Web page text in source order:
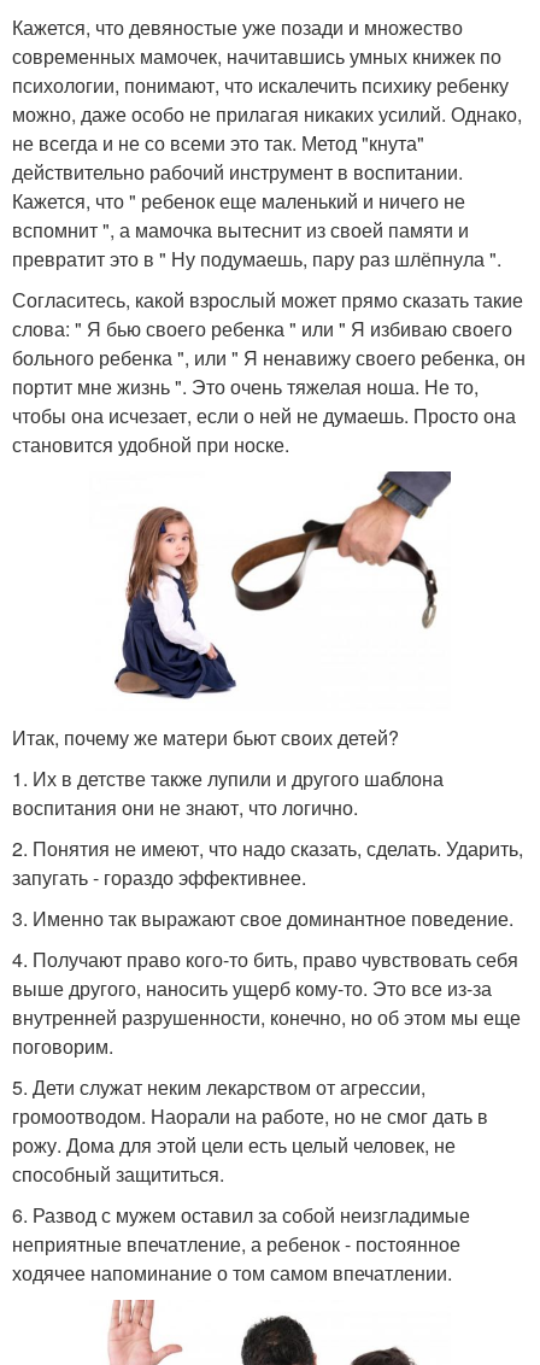
Кажется, что девяностые уже позади и множество
современных мамочек, начитавшись умных книжек по
психологии, понимают, что искалечить психику ребенку
можно, даже особо не прилагая никаких усилий. Однако,
не всегда и не со всеми это так. Метод "кнута"
действительно рабочий инструмент в воспитании.
Кажется, что " ребенок еще маленький и ничего не
вспомнит ", а мамочка вытеснит из своей памяти и
превратит это в " Ну подумаешь, пару раз шлёпнула ".
Согласитесь, какой взрослый может прямо сказать такие
слова: " Я бью своего ребенка " или " Я избиваю своего
больного ребенка ", или " Я ненавижу своего ребенка, он
портит мне жизнь ". Это очень тяжелая ноша. Не то,
чтобы она исчезает, если о ней не думаешь. Просто она
становится удобной при носке.
Итак, почему же матери бьют своих детей?
1. Их в детстве также лупили и другого шаблона
воспитания они не знают, что логично.
2. Понятия не имеют, что надо сказать, сделать. Ударить,
запугать - гораздо эффективнее.
3. Именно так выражают свое доминантное поведение.
4. Получают право кого-то бить, право чувствовать себя
выше другого, наносить ущерб кому-то. Это все из-за
внутренней разрушенности, конечно, но об этом мы еще
поговорим.
5. Дети служат неким лекарством от агрессии,
громоотводом. Наорали на работе, но не смог дать в
рожу. Дома для этой цели есть целый человек, не
способный защититься.
6. Развод с мужем оставил за собой неизгладимые
неприятные впечатление, а ребенок - постоянное
ходячее напоминание о том самом впечатлении.